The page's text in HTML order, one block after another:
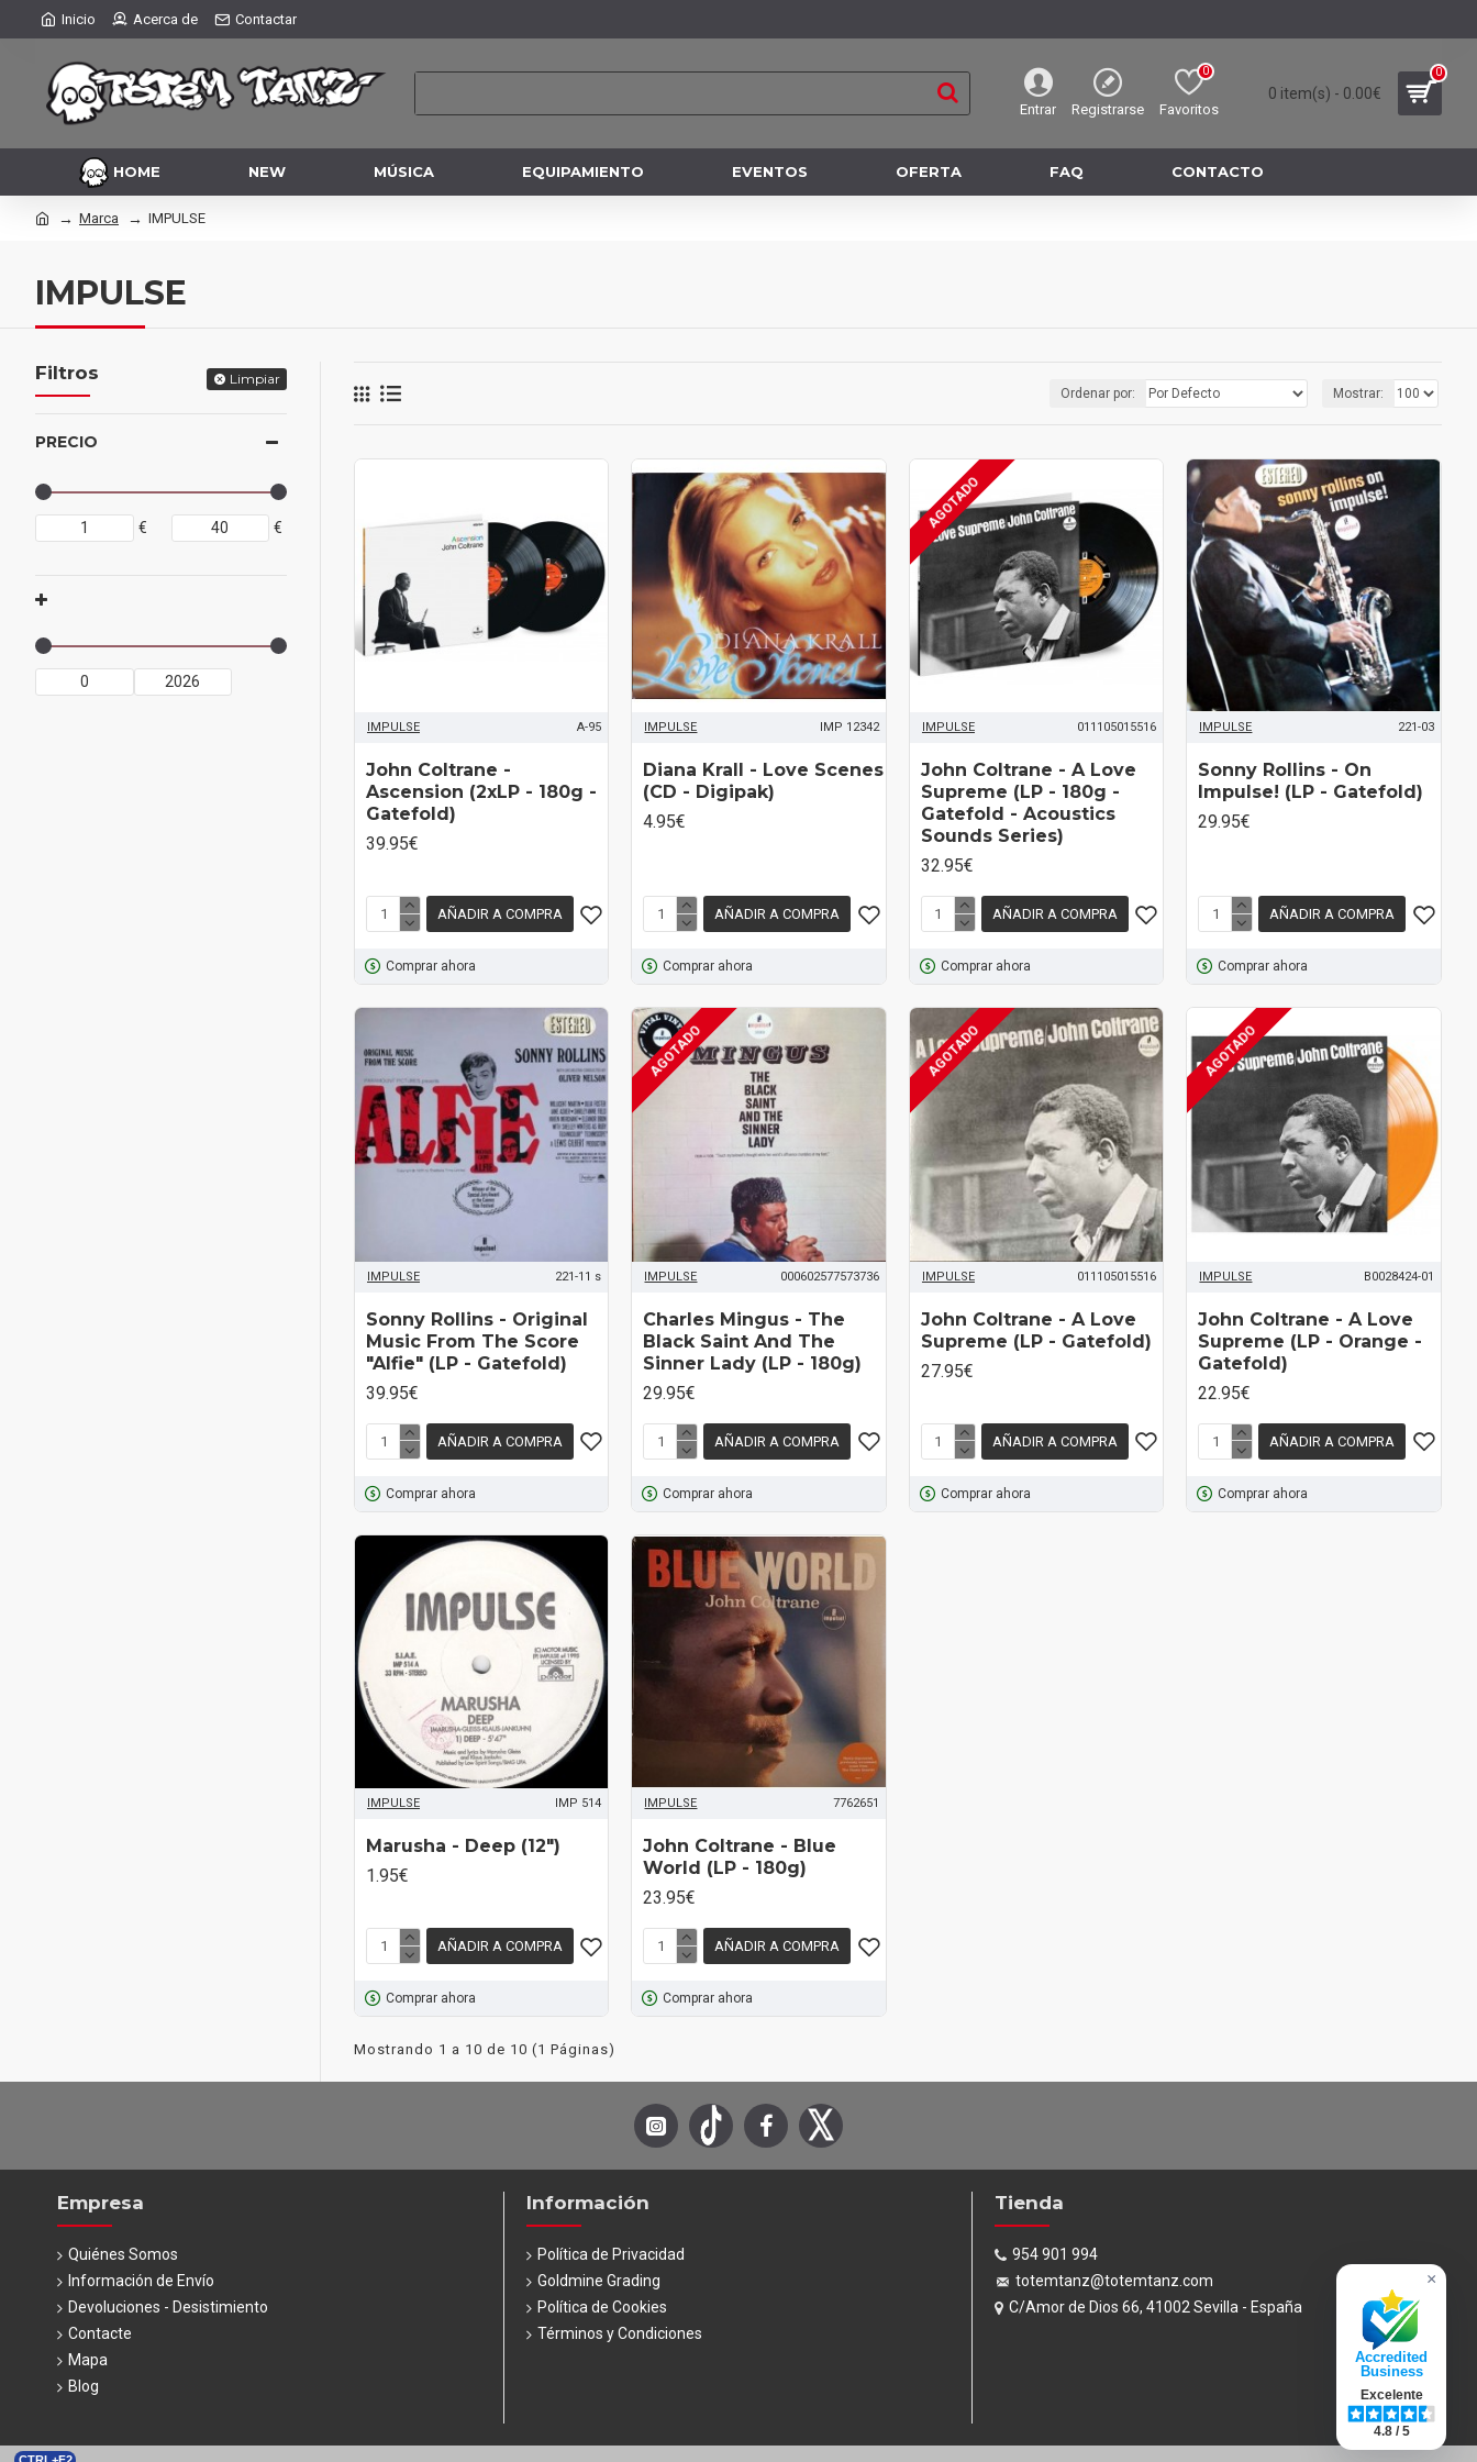
Inicio Acerca de Contactar
Entrar Registrarse Favoritos
0
0 item(s) - 0.00€
0
HOME NEW MÚSICA EQUIPAMIENTO EVENTOS OFERTA FAQ CONTACTO
Marca IMPULSE
IMPULSE
Filtros Limpiar
PRECIO
€ €
Ordenar por: Mostrar:
IMPULSE A-95
John Coltrane -
Ascension (2xLP - 180g -
Gatefold)
39.95€
AÑADIR A COMPRA
Comprar ahora
IMPULSE IMP 12342
Diana Krall ‎- Love Scenes
(CD - Digipak)
4.95€
AÑADIR A COMPRA
Comprar ahora
AGOTADO
IMPULSE 011105015516
John Coltrane - A Love
Supreme (LP - 180g -
Gatefold - Acoustics
Sounds Series)
32.95€
AÑADIR A COMPRA
Comprar ahora
IMPULSE 221-03
Sonny Rollins - On
Impulse! (LP - Gatefold)
29.95€
AÑADIR A COMPRA
Comprar ahora
IMPULSE 221-11 s
Sonny Rollins - Original
Music From The Score
"Alfie" (LP - Gatefold)
39.95€
AÑADIR A COMPRA
Comprar ahora
AGOTADO
IMPULSE 000602577573736
Charles Mingus - The
Black Saint And The
Sinner Lady (LP - 180g)
29.95€
AÑADIR A COMPRA
Comprar ahora
AGOTADO
IMPULSE 011105015516
John Coltrane - A Love
Supreme (LP - Gatefold)
27.95€
AÑADIR A COMPRA
Comprar ahora
AGOTADO
IMPULSE B0028424-01
John Coltrane - A Love
Supreme (LP - Orange -
Gatefold)
22.95€
AÑADIR A COMPRA
Comprar ahora
IMPULSE IMP 514
Marusha - Deep (12")
1.95€
AÑADIR A COMPRA
Comprar ahora
IMPULSE 7762651
John Coltrane - Blue
World (LP - 180g)
23.95€
AÑADIR A COMPRA
Comprar ahora
Mostrando 1 a 10 de 10 (1 Páginas)
Empresa
Quiénes Somos
Información de Envío
Devoluciones - Desistimiento
Contacte
Mapa
Blog
Información
Política de Privacidad
Goldmine Grading
Política de Cookies
Términos y Condiciones
Tienda
954 901 994
totemtanz@totemtanz.com
C/Amor de Dios 66, 41002 Sevilla - España
×
Accredited
Business
Excelente
4.8 / 5